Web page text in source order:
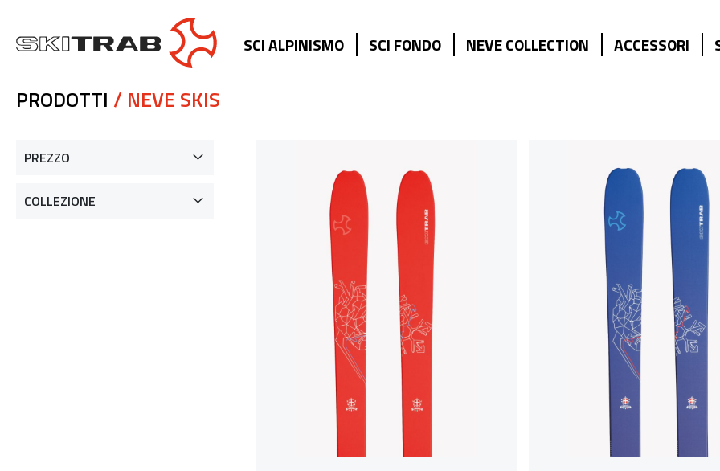
SCI ALPINISMO SCI FONDO NEVE COLLECTION ACCESSORI
PRODOTTI / NEVE SKIS
PREZZO
COLLEZIONE